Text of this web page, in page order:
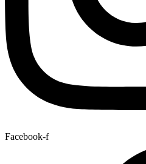
Facebook-f